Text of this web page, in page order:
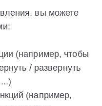
вы можете
(например, чтобы
/ развернуть
(например,